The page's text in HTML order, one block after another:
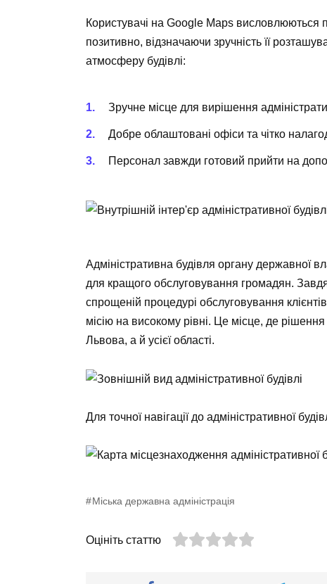
Користувачі на Google Maps висловлюються
позитивно, відзначаючи зручність її
атмосферу будівлі:
Зручне місце для вирішення
Добре облаштовані офіси та чітко
Персонал завжди готовий прийти на
Адміністративна будівля органу державної
для кращого обслуговування громадян.
спрощеній процедурі обслуговування
місію на високому рівні. Це місце, де
Львова, а й усієї області.
Для точної навігації до адміністративної
Міська державна адміністрація
Оцініть статтю